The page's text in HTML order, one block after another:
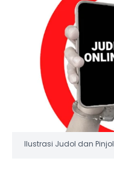
Ilustrasi Judol dan